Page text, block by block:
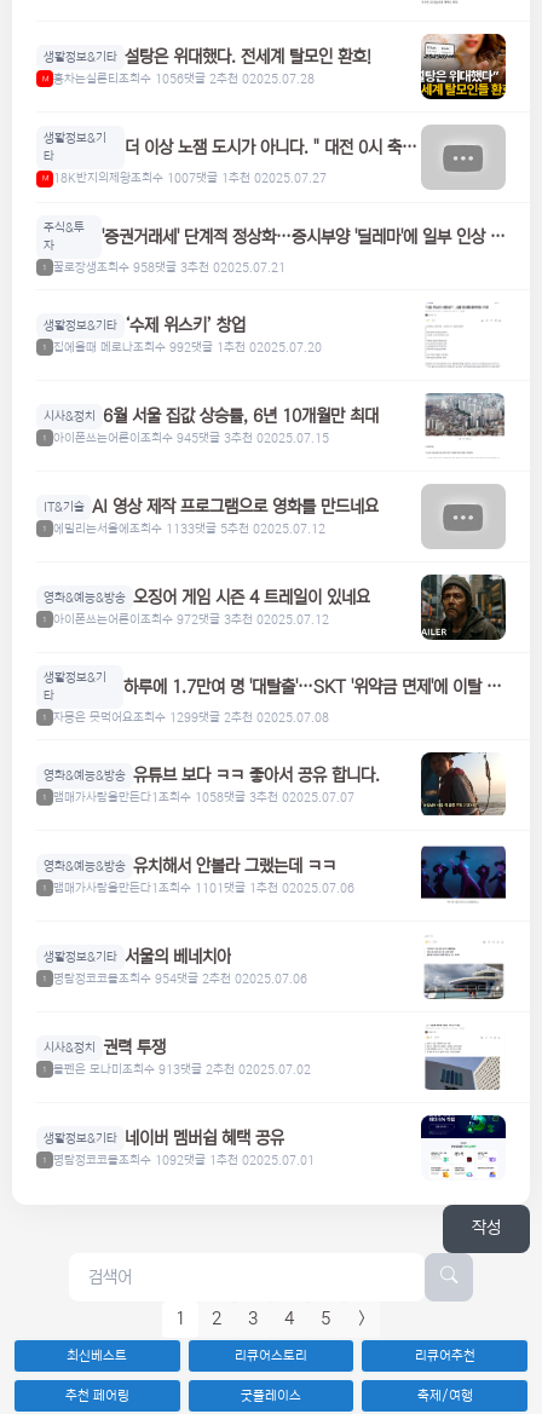
생활정보&기타 설탕은 위대했다. 전세계 탈모인 환호!
M 홍차는실론티조회수 1056댓글 2추천 02025.07.28
생활정보&기
타
더 이상 노잼 도시가 아니다. " 대전 0시 축
M 18K반지의제왕조회수 1007댓글 1추천 02025.07.27
주식&투
자
'증권거래세' 단계적 정상화…증시부양 '딜레마'에 일부 인상 검
1 꿀로장생조회수 958댓글 3추천 02025.07.21
생활정보&기타 ‘수제 위스키’ 창업
1 집에올때 메로나조회수 992댓글 1추천 02025.07.20
시사&정치 6월 서울 집값 상승률, 6년 10개월만 최대
1 아이폰쓰는어른이 조회수 945댓글 3추천 02025.07.15
IT&기술 AI 영상 제작 프로그램으로 영화를 만드네요
1 에밀리는서울에 조회수 1133댓글 5추천 02025.07.12
영화&예능&방송 오징어 게임 시즌 4 트레일이 있네요
1 아이폰쓰는어른이 조회수 972댓글 3추천 02025.07.12
생활정보&기
타
하루에 1.7만여 명 '대탈출'…SKT '위약금 면제'에 이탈 급
1 자몽은 못먹어요조회수 1299댓글 2추천 02025.07.08
영화&예능&방송 유튜브 보다 ㅋㅋ 좋아서 공유 합니다.
1 맴매가사람을만든다1조회수 1058댓글 3추천 02025.07.07
영화&예능&방송 유치해서 안볼라 그랬는데 ㅋㅋ
1 맴매가사람을만든다1조회수 1101댓글 1추천 02025.07.06
생활정보&기타 서울의 베네치아
1 명탐정코코볼조회수 954댓글 2추천 02025.07.06
시사&정치 권력 투쟁
1 볼펜은 모나미 조회수 913댓글 2추천 02025.07.02
생활정보&기타 네이버 멤버쉽 혜택 공유
1 명탐정코코볼조회수 1092댓글 1추천 02025.07.01
작성
1 2 3 4 5 >
최신베스트 리큐어스토리 리큐어추천
추천 페어링 굿플레이스 축제/여행